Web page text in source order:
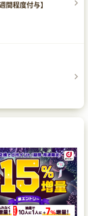
間程度付与】